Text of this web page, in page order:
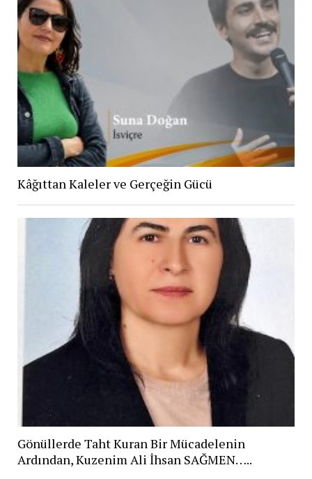
Kâğıttan Kaleler ve Gerçeğin Gücü
Gönüllerde Taht Kuran Bir Mücadelenin
Ardından, Kuzenim Ali İhsan SAĞMEN…..